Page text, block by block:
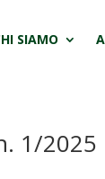
SIAMO
1/2025